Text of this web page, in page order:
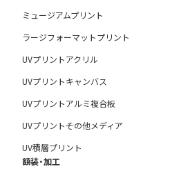
ミュージアムプリント
ラージフォーマットプリント
UVプリントアクリル
UVプリントキャンバス
UVプリントアルミ複合板
UVプリントその他メディア
UV積層プリント
額装・加工